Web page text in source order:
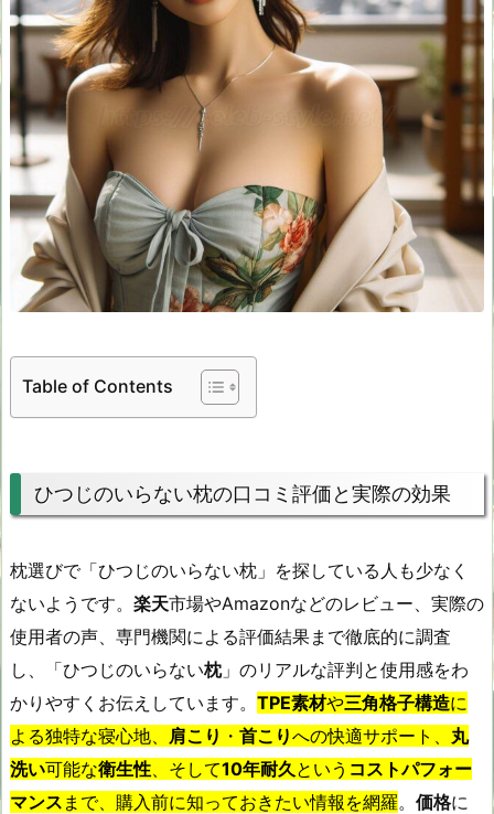
Table of Contents
ひつじのいらない枕の口コミ評価と実際の効果
枕選びで「ひつじのいらない枕」を探している人も少なく
ないようです。 楽天市場やAmazonなどのレビュー、実際の
使用者の声、専門機関による評価結果まで徹底的に調査
し、「ひつじのいらない枕」のリアルな評判と使用感をわ
かりやすくお伝えしています。 TPE素材や三角格子構造に
よる独特な寝心地、 肩こり ・ 首こりへの快適サポート、 丸
洗い可能な衛生性 、そして10年耐久 という コストパフォー
マンス まで、購入前に知っておきたい情報を網羅。 価格に